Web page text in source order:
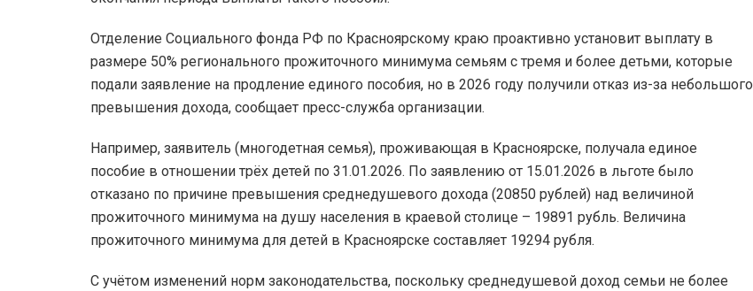
Отделение Социального фонда РФ по Красноярскому краю проактивно установит выплату в
размере 50% регионального прожиточного минимума семьям с тремя и более детьми, которые
подали заявление на продление единого пособия, но в 2026 году получили отказ из-за небольшого
превышения дохода, сообщает пресс-служба организации.
Например, заявитель (многодетная семья), проживающая в Красноярске, получала единое
пособие в отношении трёх детей по 31.01.2026. По заявлению от 15.01.2026 в льготе было
отказано по причине превышения среднедушевого дохода (20850 рублей) над величиной
прожиточного минимума на душу населения в краевой столице – 19891 рубль. Величина
прожиточного минимума для детей в Красноярске составляет 19294 рубля.
С учётом изменений норм законодательства, поскольку среднедушевой доход семьи не более